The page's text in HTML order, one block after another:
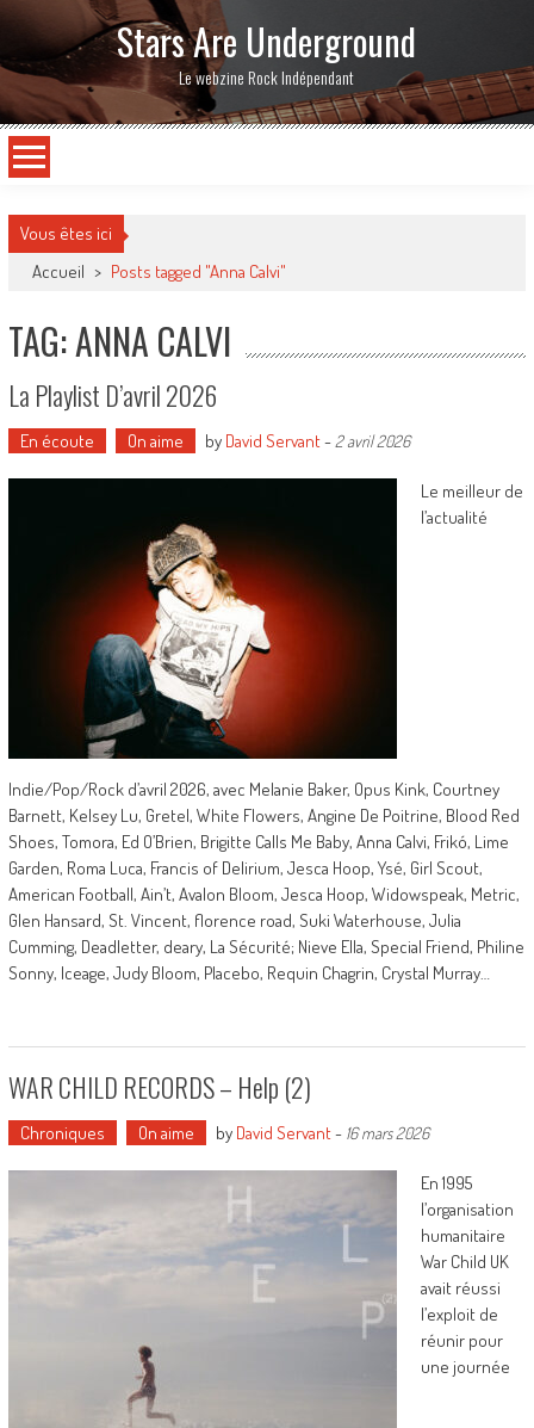
Stars Are Underground
Le webzine Rock Indépendant
Vous êtes ici
Accueil > Posts tagged "Anna Calvi"
TAG: ANNA CALVI
La Playlist D’avril 2026
En écoute On aime by David Servant- 2 avril 2026
Le meilleur de
l’actualité
Indie/Pop/Rock d’avril 2026, avec Melanie Baker, Opus Kink, Courtney
Barnett, Kelsey Lu, Gretel, White Flowers, Angine De Poitrine, Blood Red
Shoes, Tomora, Ed O’Brien, Brigitte Calls Me Baby, Anna Calvi, Frikó, Lime
Garden, Roma Luca, Francis of Delirium, Jesca Hoop, Ysé, Girl Scout,
American Football, Ain’t, Avalon Bloom, Jesca Hoop, Widowspeak, Metric,
Glen Hansard, St. Vincent, florence road, Suki Waterhouse, Julia
Cumming, Deadletter, deary, La Sécurité; Nieve Ella, Special Friend, Philine
Sonny, Iceage, Judy Bloom, Placebo, Requin Chagrin, Crystal Murray…
WAR CHILD RECORDS – Help (2)
Chroniques On aime by David Servant- 16 mars 2026
En 1995
l’organisation
humanitaire
War Child UK
avait réussi
l’exploit de
réunir pour
une journée